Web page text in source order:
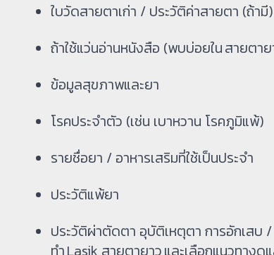
ใบวัดสายตาเก่า / ประวัติค่าสายตา (ถ้า
ถ้าใช้แว่นอ่านหนังสือ (พบบ่อยใน สายตา
ข้อมูลสุขภาพและยา
โรคประจำตัว (เช่น เบาหวาน โรคภูมิแพ้)
รายชื่อยา / อาหารเสริมที่ใช้เป็นประจำ
ประวัติแพ้ยา
ประวัติผ่าตัดตา อุบัติเหตุตา การอักเสบ
ทำ Lasik สายตายาว และเลือกแนวทางดู